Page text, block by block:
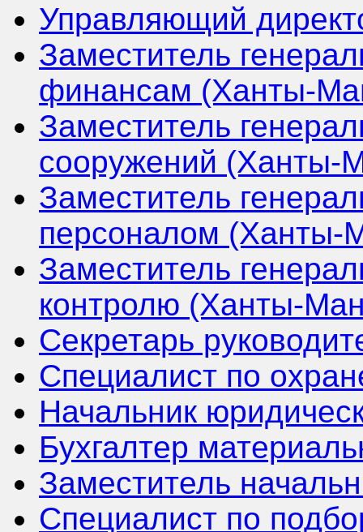
Управляющий
Заместитель
финансам (Ханты-
Заместитель
сооружений (Ханты-
Заместитель
персоналом (Ханты-
Заместитель
контролю (Ханты-
Секретарь
Специалист по
Начальник
Бухгалтер
Заместитель
Специалист по